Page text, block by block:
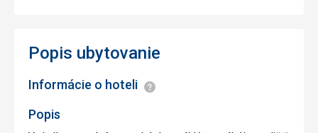
Popis
Popis ubytovanie
Informácie o hoteli Informácie